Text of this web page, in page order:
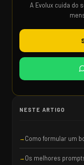
A Evolux cuida do
NESTE ARTIGO
Como formular um
Os melhores